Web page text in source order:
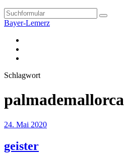
Search
Bayer-Lemerz
Schlagwort
palmademallorca
24. Mai 2020
geister